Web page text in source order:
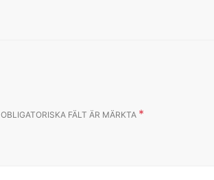
OBLIGATORISKA FÄLT ÄR MÄRKTA *